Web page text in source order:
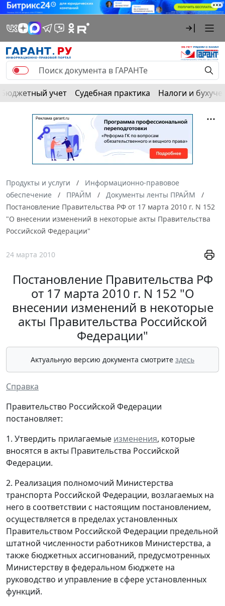
Бюджетный учет Судебная практика Налоги и
Продукты и услуги
Информационно-правовое
обеспечение
ПРАЙМ
Документы ленты ПРАЙМ
Постановление Правительства РФ от 17 марта 2010 г. N 152
"О внесении изменений в некоторые акты Правительства
Российской Федерации"
24 марта 2010
Постановление Правительства РФ
от 17 марта 2010 г. N 152 "О
внесении изменений в некоторые
акты Правительства Российской
Федерации"
Актуальную версию документа смотрите здесь
Справка
Правительство Российской Федерации
постановляет:
1. Утвердить прилагаемые изменения, которые
вносятся в акты Правительства Российской
Федерации.
2. Реализация полномочий Министерства
транспорта Российской Федерации, возлагаемых на
него в соответствии с настоящим постановлением,
осуществляется в пределах установленных
Правительством Российской Федерации предельной
штатной численности работников Министерства, а
также бюджетных ассигнований, предусмотренных
Министерству в федеральном бюджете на
руководство и управление в сфере установленных
функций.